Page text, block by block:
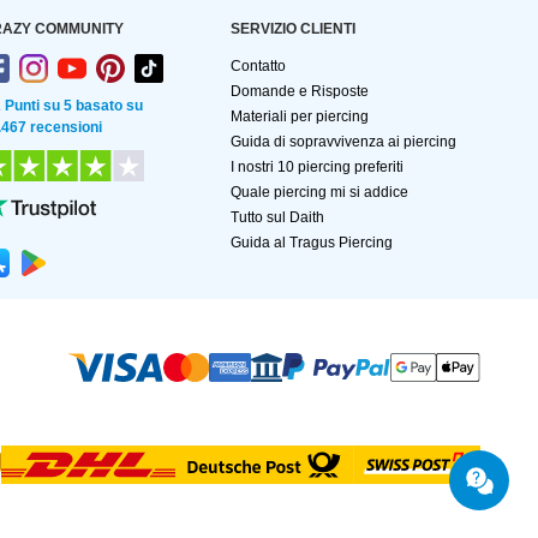
COMMUNITY
Punti su 5 basato su
recensioni
SERVIZIO CLIENTI
Contatto
Domande e Risposte
Materiali per piercing
Guida di sopravvivenza ai piercing
I nostri 10 piercing preferiti
Quale piercing mi si addice
Tutto sul Daith
Guida al Tragus Piercing